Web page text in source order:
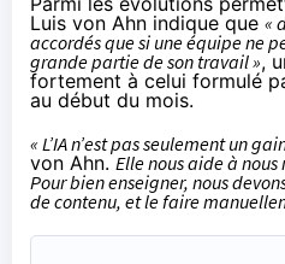
Luis von Ahn indique que «
accordés que si une équipe ne
grande partie de son travail »,
fortement à celui formulé
au début du mois.
« L’IA n’est pas seulement un
von Ahn.Elle nous aide à
Pour bien enseigner, nous
de contenu, et le faire